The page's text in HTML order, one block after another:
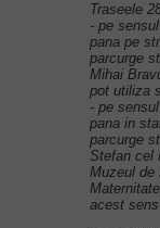
Traseele
- pe
pana pe
parcurge
Mihai
pot utiliza
- pe
pana in
parcurge
Stefan cel
Muzeul de
acest